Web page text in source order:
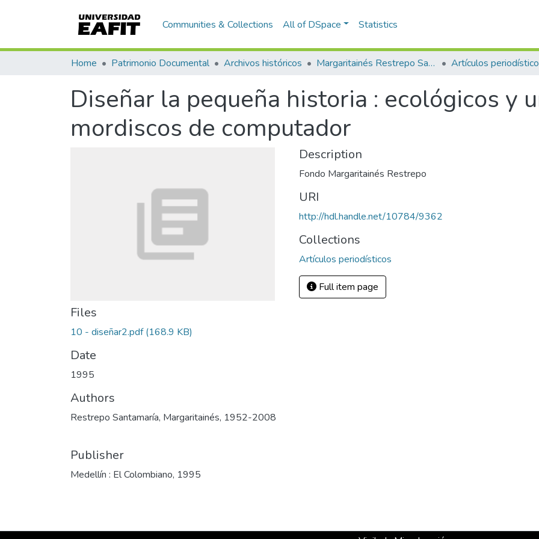
Communities & Collections All of DSpace Statistics
Home Patrimonio Documental Archivos históricos Margaritainés Restrepo Santamaría Artículos
Diseñar la pequeña historia : ecológicos y
mordiscos de computador
Files
10 - diseñar2.pdf(168.9 KB)
Date
1995
Authors
Restrepo Santamaría, Margaritainés, 1952-2008
Publisher
Medellín : El Colombiano, 1995
Description
Fondo Margaritainés Restrepo
URI
http://hdl.handle.net/10784/9362
Collections
Artículos periodísticos
Full item page